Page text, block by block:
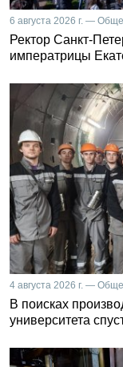
6 августа 2026 г. —
Ректор Санкт-
императрицы
4 августа 2026 г. —
В поисках
университета